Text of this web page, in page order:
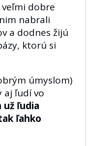
dobre
nabrali
a dodnes žijú
ktorú si
úmyslom)
aj ľudí vo
už ľudia
ľahko